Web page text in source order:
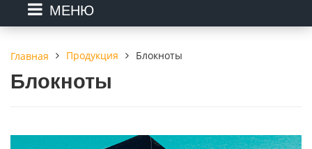
МЕНЮ
Главная Продукция Блокноты
Блокноты